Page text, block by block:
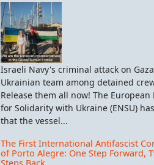
Israeli Navy's criminal attack on
Ukrainian team among detained
Release them all now! The European
for Solidarity with Ukraine (ENSU)
that the vessel...
The First International Antifascist
of Porto Alegre: One Step Forward,
Steps Back